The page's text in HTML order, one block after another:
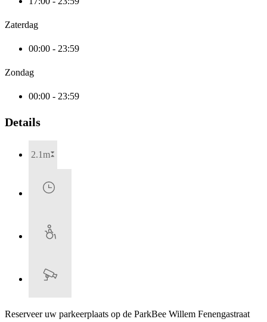
Zaterdag
00:00 - 23:59
Zondag
00:00 - 23:59
Details
2.1m
Reserveer uw parkeerplaats op de ParkBee Willem Fenengastraat